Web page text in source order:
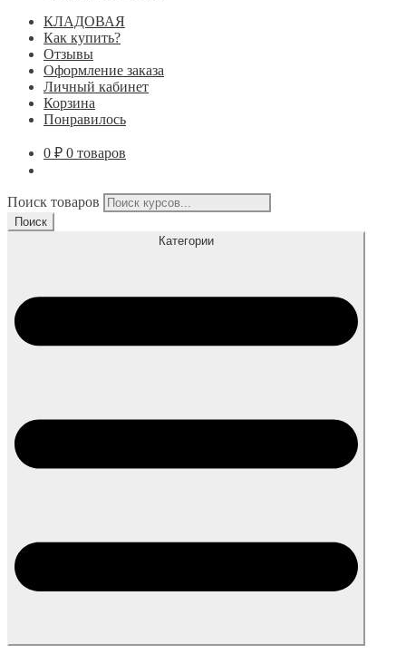
КЛАДОВАЯ
Как купить?
Отзывы
Оформление заказа
Личный кабинет
Корзина
Понравилось
0 ₽ 0 товаров
Поиск товаров
Поиск
Категории